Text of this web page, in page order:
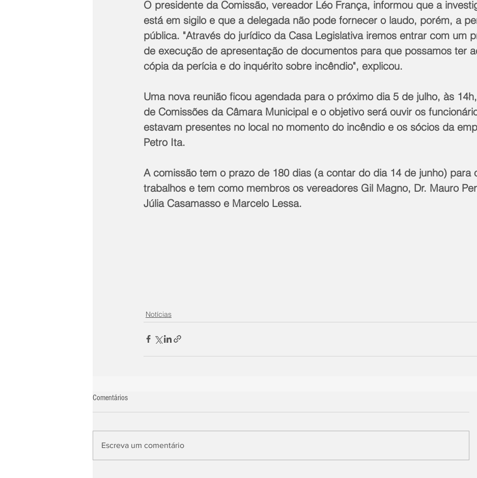
O presidente da Comissão, vereador Léo França, informou que a
está em sigilo e que a delegada não pode fornecer o laudo, porém, a
pública. "Através do jurídico da Casa Legislativa iremos entrar com um
de execução de apresentação de documentos para que possamos ter
cópia da perícia e do inquérito sobre incêndio", explicou.
Uma nova reunião ficou agendada para o próximo dia 5 de julho, às
de Comissões da Câmara Municipal e o objetivo será ouvir os
estavam presentes no local no momento do incêndio e os sócios da
Petro Ita.
A comissão tem o prazo de 180 dias (a contar do dia 14 de junho) para
trabalhos e tem como membros os vereadores Gil Magno, Dr. Mauro
Júlia Casamasso e Marcelo Lessa.
Notícias
Comentários
Escreva um comentário